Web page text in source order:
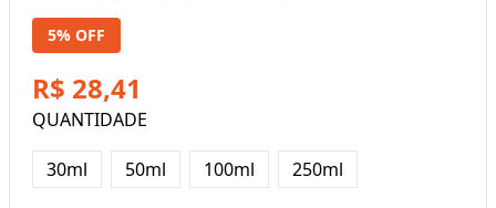
5% OFF
R$ 28,41
QUANTIDADE
30ml 50ml 100ml 250ml